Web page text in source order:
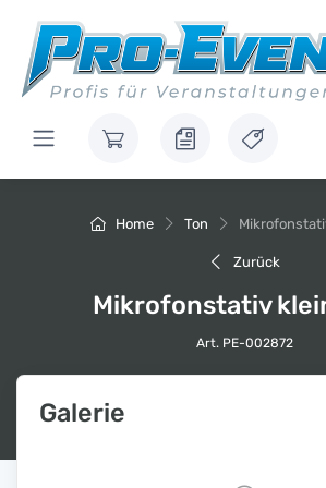
Home Ton
Zurück
Mikrofonstativ
Art. PE-002872
Galerie